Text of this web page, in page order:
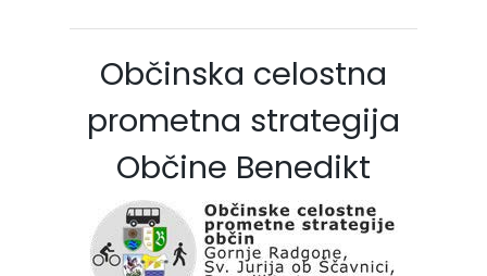
Občinska celostna
prometna strategija
Občine Benedikt